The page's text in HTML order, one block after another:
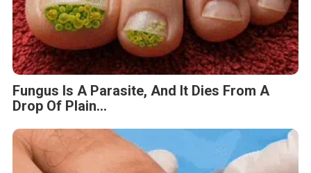
Fungus Is A Parasite, And It Dies From A
Drop Of Plain...